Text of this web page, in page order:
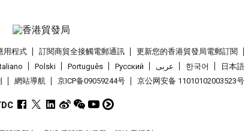
用程式 訂閱商貿全接觸電郵通訊 更新您的香港貿發局電郵訂閱
Polski Português Pусский عربى 한국어
日本語
網站導航 京ICP备09059244号 京公网安备 11010102003523号